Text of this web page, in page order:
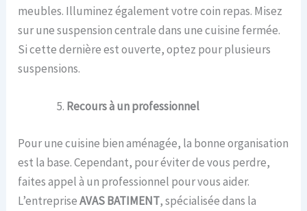
meubles. Illuminez également votre coin repas. Misez
sur une suspension centrale dans une cuisine fermée.
Si cette dernière est ouverte, optez pour plusieurs
suspensions.
Recours à un professionnel
Pour une cuisine bien aménagée, la bonne organisation
est la base. Cependant, pour éviter de vous perdre,
faites appel à un professionnel pour vous aider.
L’entrepriseAVAS BATIMENT, spécialisée dans la